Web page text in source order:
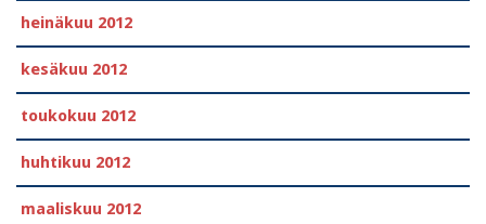
heinäkuu 2012
kesäkuu 2012
toukokuu 2012
huhtikuu 2012
maaliskuu 2012